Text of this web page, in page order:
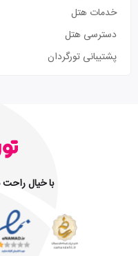
خدمات هتل
دسترسی هتل
پشتیبانی تورگردان
با خیال راحت